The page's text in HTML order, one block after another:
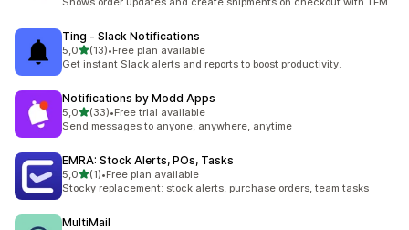
Ting ‑ Slack Notifications
5,0/ 5 tähteä
(13)
13 arvostelua yhteensä
•Free plan available
Get instant Slack alerts and reports to boost productivity.
Notifications by Modd Apps
5,0/ 5 tähteä
(33)
33 arvostelua yhteensä
•Free trial available
Send messages to anyone, anywhere, anytime
EMRA: Stock Alerts, POs, Tasks
5,0/ 5 tähteä
(1)
1 arvostelua yhteensä
•Free plan available
Stocky replacement: stock alerts, purchase orders, team tasks
MultiMail